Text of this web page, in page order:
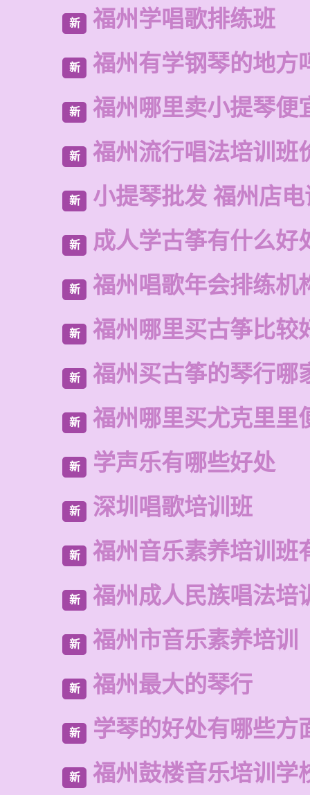
新 福州学唱歌排练班
新 福州有学钢琴的地方
新 福州哪里卖小提琴便
新 福州流行唱法培训班
新 小提琴批发 福州店
新 成人学古筝有什么好
新 福州唱歌年会排练机
新 福州哪里买古筝比较
新 福州买古筝的琴行哪
新 福州哪里买尤克里里
新 学声乐有哪些好处
新 深圳唱歌培训班
新 福州音乐素养培训班
新 福州成人民族唱法培
新 福州市音乐素养培训
新 福州最大的琴行
新 学琴的好处有哪些方
新 福州鼓楼音乐培训学